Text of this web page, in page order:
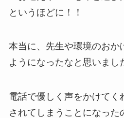
というほどに！！
本当に、先生や環境のおか
ようになったなと思いまし
電話で優しく声をかけてく
されてしまうことになった